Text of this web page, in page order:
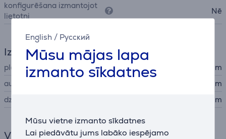
English / Русский
Mūsu mājas lapa
izmanto sīkdatnes
Mūsu vietne izmanto sīkdatnes
Lai piedāvātu jums labāko iespējamo
konfigurēšana izmantojot
lietotni
Nē
Izmēri
platums
26,8 cm
augstums
65,6 cm
dziļums
26,1 cm
Vispārējais parametrs